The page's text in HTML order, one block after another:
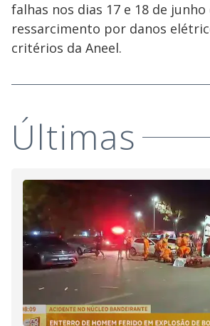
falhas nos dias 17 e 18 de junho
ressarcimento por danos
critérios da Aneel.
Últimas